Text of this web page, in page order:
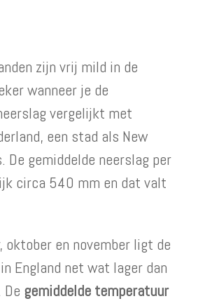
zijn vrij mild in de
wanneer je de
vergelijkt met
een stad als New
De gemiddelde neerslag per
circa 540 mm en dat valt
oktober en november ligt de
England net wat lager dan
gemiddelde temperatuur